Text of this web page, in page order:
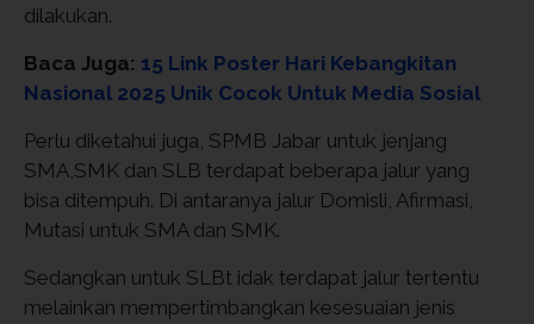
dilakukan.
Baca Juga: 15 Link Poster Hari Kebangkitan
Nasional 2025 Unik Cocok Untuk Media Sosial
Perlu diketahui juga, SPMB Jabar untuk jenjang
SMA,SMK dan SLB terdapat beberapa jalur yang
bisa ditempuh. Di antaranya jalur Domisli, Afirmasi,
Mutasi untuk SMA dan SMK.
Sedangkan untuk SLBt idak terdapat jalur tertentu
melainkan mempertimbangkan kesesuaian jenis